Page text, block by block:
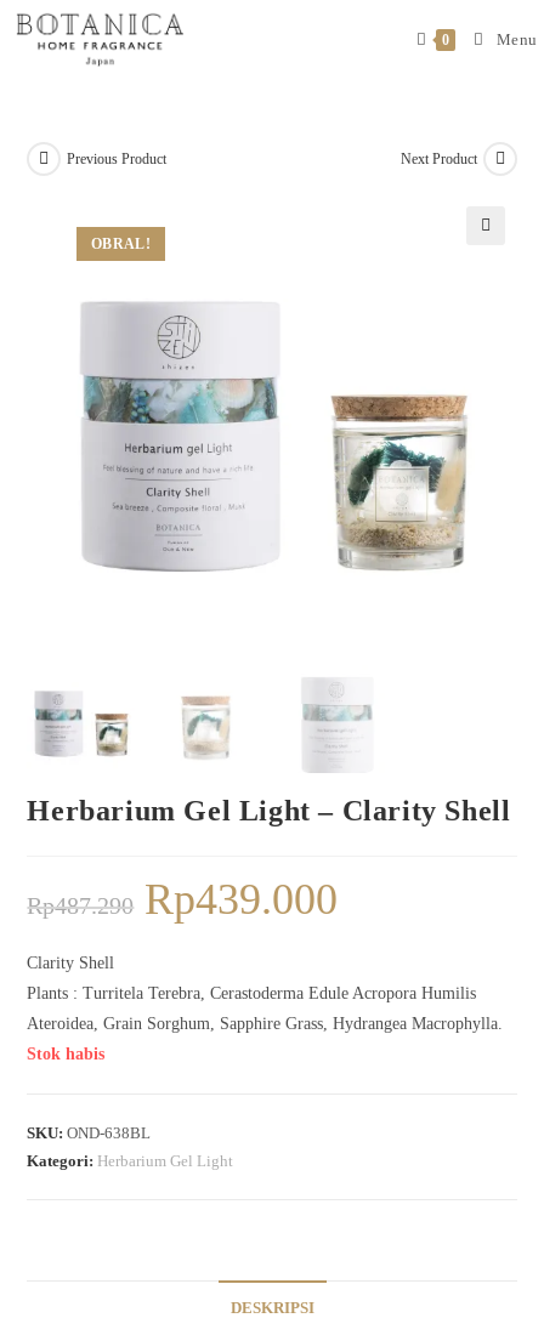
0 Menu
OBRAL!
Previous Product Next Product
Herbarium Gel Light – Clarity Shell
Rp487.290 Rp439.000
Clarity Shell
Plants : Turritela Terebra, Cerastoderma Edule Acropora Humilis
Ateroidea, Grain Sorghum, Sapphire Grass, Hydrangea Macrophylla.
Stok habis
SKU:OND-638BL
Kategori: Herbarium Gel Light
DESKRIPSI